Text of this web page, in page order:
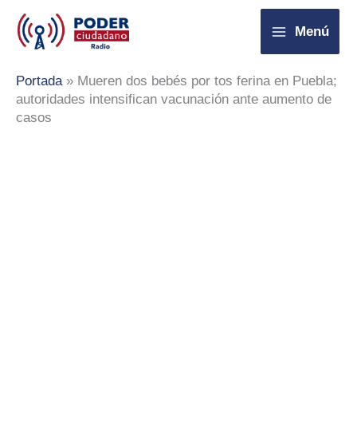
contenido
Menú
Portada» Mueren dos bebés por tos ferina en Puebla;
autoridades intensifican vacunación ante aumento de
casos